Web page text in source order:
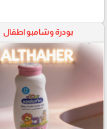
بودرة وشامبو اطفال